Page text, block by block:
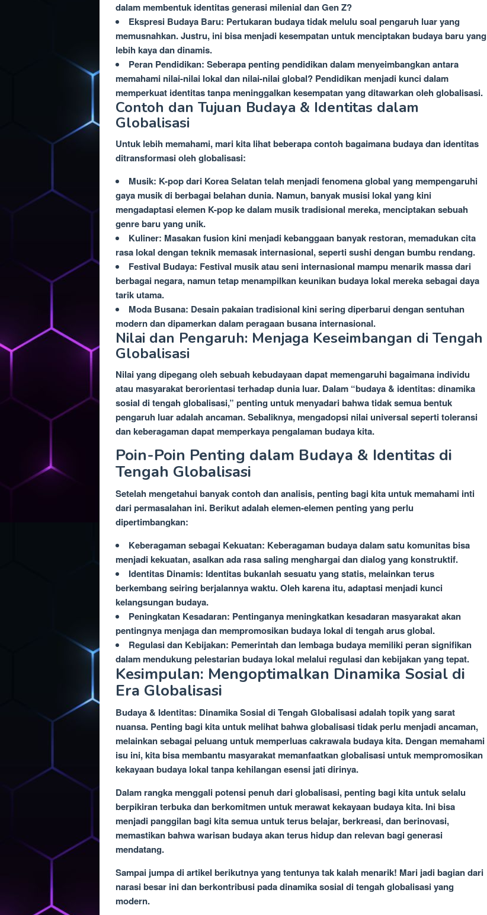
dalam membentuk identitas generasi milenial dan Gen Z?
Ekspresi Budaya Baru: Pertukaran budaya tidak melulu soal pengaruh luar yang
memusnahkan. Justru, ini bisa menjadi kesempatan untuk menciptakan budaya baru yang
lebih kaya dan dinamis.
Peran Pendidikan: Seberapa penting pendidikan dalam menyeimbangkan antara
memahami nilai-nilai lokal dan nilai-nilai global? Pendidikan menjadi kunci dalam
memperkuat identitas tanpa meninggalkan kesempatan yang ditawarkan oleh globalisasi.
Contoh dan Tujuan Budaya & Identitas dalam
Globalisasi
Untuk lebih memahami, mari kita lihat beberapa contoh bagaimana budaya dan identitas
ditransformasi oleh globalisasi:
Musik: K-pop dari Korea Selatan telah menjadi fenomena global yang mempengaruhi
gaya musik di berbagai belahan dunia. Namun, banyak musisi lokal yang kini
mengadaptasi elemen K-pop ke dalam musik tradisional mereka, menciptakan sebuah
genre baru yang unik.
Kuliner: Masakan fusion kini menjadi kebanggaan banyak restoran, memadukan cita
rasa lokal dengan teknik memasak internasional, seperti sushi dengan bumbu rendang.
Festival Budaya: Festival musik atau seni internasional mampu menarik massa dari
berbagai negara, namun tetap menampilkan keunikan budaya lokal mereka sebagai daya
tarik utama.
Moda Busana: Desain pakaian tradisional kini sering diperbarui dengan sentuhan
modern dan dipamerkan dalam peragaan busana internasional.
Nilai dan Pengaruh: Menjaga Keseimbangan di Tengah
Globalisasi
Nilai yang dipegang oleh sebuah kebudayaan dapat memengaruhi bagaimana individu
atau masyarakat berorientasi terhadap dunia luar. Dalam “budaya & identitas: dinamika
sosial di tengah globalisasi,” penting untuk menyadari bahwa tidak semua bentuk
pengaruh luar adalah ancaman. Sebaliknya, mengadopsi nilai universal seperti toleransi
dan keberagaman dapat memperkaya pengalaman budaya kita.
Poin-Poin Penting dalam Budaya & Identitas di
Tengah Globalisasi
Setelah mengetahui banyak contoh dan analisis, penting bagi kita untuk memahami inti
dari permasalahan ini. Berikut adalah elemen-elemen penting yang perlu
dipertimbangkan:
Keberagaman sebagai Kekuatan: Keberagaman budaya dalam satu komunitas bisa
menjadi kekuatan, asalkan ada rasa saling menghargai dan dialog yang konstruktif.
Identitas Dinamis: Identitas bukanlah sesuatu yang statis, melainkan terus
berkembang seiring berjalannya waktu. Oleh karena itu, adaptasi menjadi kunci
kelangsungan budaya.
Peningkatan Kesadaran: Pentinganya meningkatkan kesadaran masyarakat akan
pentingnya menjaga dan mempromosikan budaya lokal di tengah arus global.
Regulasi dan Kebijakan: Pemerintah dan lembaga budaya memiliki peran signifikan
dalam mendukung pelestarian budaya lokal melalui regulasi dan kebijakan yang tepat.
Kesimpulan: Mengoptimalkan Dinamika Sosial di
Era Globalisasi
Budaya & Identitas: Dinamika Sosial di Tengah Globalisasi adalah topik yang sarat
nuansa. Penting bagi kita untuk melihat bahwa globalisasi tidak perlu menjadi ancaman,
melainkan sebagai peluang untuk memperluas cakrawala budaya kita. Dengan memahami
isu ini, kita bisa membantu masyarakat memanfaatkan globalisasi untuk mempromosikan
kekayaan budaya lokal tanpa kehilangan esensi jati dirinya.
Dalam rangka menggali potensi penuh dari globalisasi, penting bagi kita untuk selalu
berpikiran terbuka dan berkomitmen untuk merawat kekayaan budaya kita. Ini bisa
menjadi panggilan bagi kita semua untuk terus belajar, berkreasi, dan berinovasi,
memastikan bahwa warisan budaya akan terus hidup dan relevan bagi generasi
mendatang.
Sampai jumpa di artikel berikutnya yang tentunya tak kalah menarik! Mari jadi bagian dari
narasi besar ini dan berkontribusi pada dinamika sosial di tengah globalisasi yang
modern.